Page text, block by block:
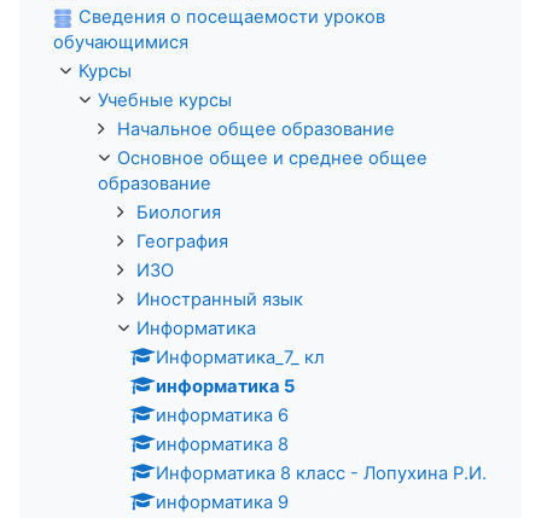
Сведения о посещаемости уроков
обучающимися
Курсы
Учебные курсы
Начальное общее образование
Основное общее и среднее общее
образование
Биология
География
ИЗО
Иностранный язык
Информатика
Информатика_7_ кл
информатика 5
информатика 6
информатика 8
Информатика 8 класс - Лопухина Р.И.
информатика 9